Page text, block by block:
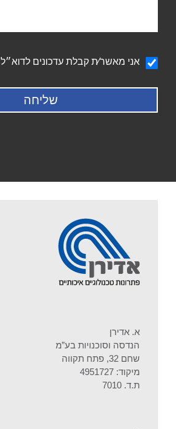
הודעהאני מאשר∕ת קבלת עדכונים לדוא״ל
א. אדירן
הנדסה וסוכנויות בע”מ
שחם 32, פתח תקווה
מיקוד: 4951727
ת.ד. 7010